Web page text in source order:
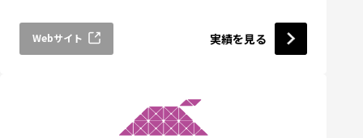
Webサイト 実績を見る